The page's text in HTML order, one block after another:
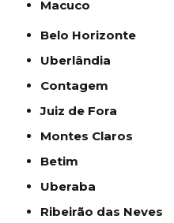
Macuco
Belo Horizonte
Uberlândia
Contagem
Juiz de Fora
Montes Claros
Betim
Uberaba
Ribeirão das Neves